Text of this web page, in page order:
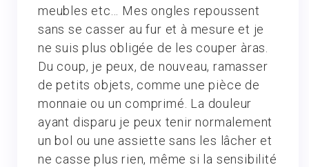
meubles etc... Mes ongles repoussent
sans se casser au fur et à mesure et je
ne suis plus obligée de les couper àras.
Du coup, je peux, de nouveau, ramasser
de petits objets, comme une pièce de
monnaie ou un comprimé. La douleur
ayant disparu je peux tenir normalement
un bol ou une assiette sans les lâcher et
ne casse plus rien, même si la sensibilité